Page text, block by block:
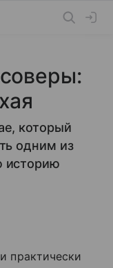
который
одним из
историю
практически